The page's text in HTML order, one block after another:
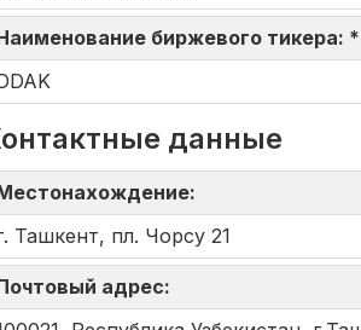
биржевого тикера: *
данные
Ташкент, пл. Чорсу 21
адрес: